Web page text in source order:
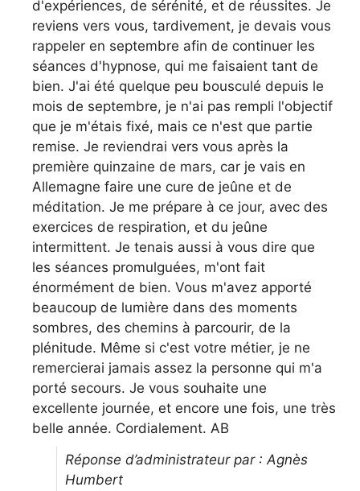
d'expériences, de sérénité, et de réussites. Je
reviens vers vous, tardivement, je devais vous
rappeler en septembre afin de continuer les
séances d'hypnose, qui me faisaient tant de
bien. J'ai été quelque peu bousculé depuis le
mois de septembre, je n'ai pas rempli l'objectif
que je m'étais fixé, mais ce n'est que partie
remise. Je reviendrai vers vous après la
première quinzaine de mars, car je vais en
Allemagne faire une cure de jeûne et de
méditation. Je me prépare à ce jour, avec des
exercices de respiration, et du jeûne
intermittent. Je tenais aussi à vous dire que
les séances promulguées, m'ont fait
énormément de bien. Vous m'avez apporté
beaucoup de lumière dans des moments
sombres, des chemins à parcourir, de la
plénitude. Même si c'est votre métier, je ne
remercierai jamais assez la personne qui m'a
porté secours. Je vous souhaite une
excellente journée, et encore une fois, une très
belle année. Cordialement. AB
Réponse d’administrateur par : Agnès
Humbert